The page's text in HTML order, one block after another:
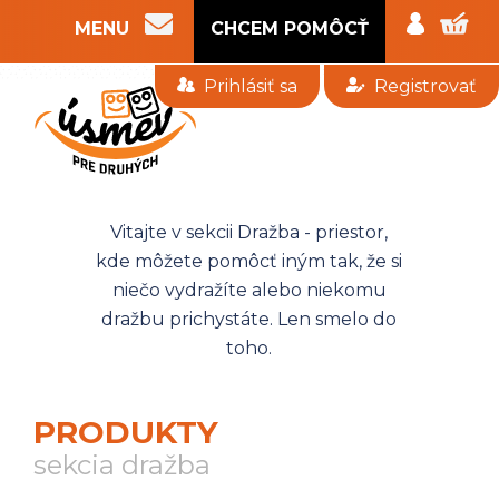
Naše
projekty
Podpor
Výročné
správy
Kontakt
o
nás
MENU CHCEM POMÔCŤ
Prihlásiť sa Registrovať
Vitajte v sekcii Dražba - priestor,
kde môžete pomôcť iným tak, že si
niečo vydražíte alebo niekomu
dražbu prichystáte. Len smelo do
toho.
PRODUKTY
sekcia dražba